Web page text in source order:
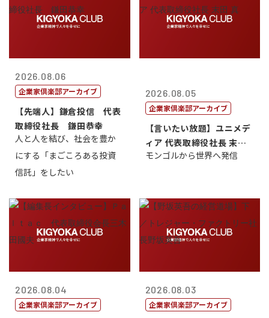
2026.08.06
企業家倶楽部アーカイブ
【先端人】鎌倉投信 代表
取締役社長 鎌田恭幸
人と人を結び、社会を豊か
にする「まごころある投資
信託」をしたい
2026.08.05
企業家倶楽部アーカイブ
【言いたい放題】ユニメデ
ィア 代表取締役社長 末田
真
モンゴルから世界へ発信
2026.08.04
企業家倶楽部アーカイブ
2026.08.03
企業家倶楽部アーカイブ